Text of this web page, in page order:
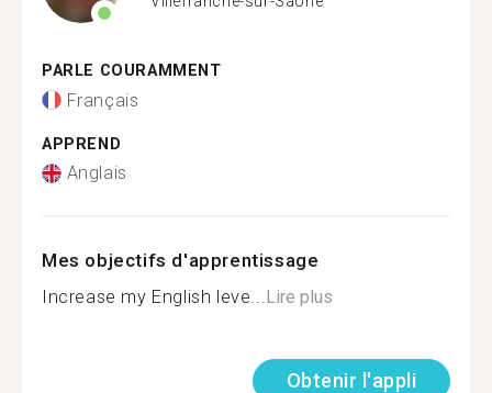
PARLE COURAMMENT
Français
APPREND
Anglais
Mes objectifs d'apprentissage
Increase my English leve...Lire plus
Obtenir l'appli